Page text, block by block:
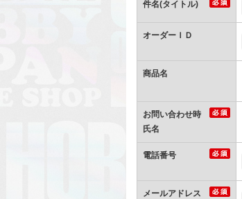
件名(タイトル)
オーダーＩＤ
商品名
お問い合わせ時
氏名
電話番号
メールアドレス